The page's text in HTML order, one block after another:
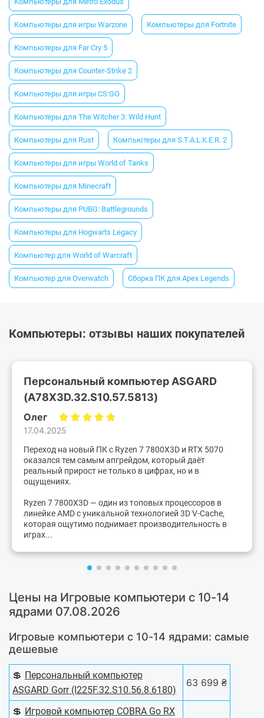
Компьютеры для игры Warzone Компьютеры для Fortnite
Компьютеры для Far Cry 5
Компьютеры для Counter-Strike 2
Компьютеры для игры CS:GO
Компьютеры для The Witcher 3: Wild Hunt
Компьютеры для Rust Компьютеры для S.T.A.L.K.E.R. 2
Компьютеры для игры World of Tanks
Компьютеры для Minecraft
Компьютеры для PUBG: Battlegrounds
Компьютеры для Hogwarts Legacy
Компьютер для World of Warcraft
Компьютер для Overwatch Сборка ПК для Apex Legends
Компьютеры: отзывы наших покупателей
Персональный компьютер ASGARD
(A78X3D.32.S10.57.5813)
Олег
17.04.2025
Переход на новый ПК с Ryzen 7 7800X3D и RTX 5070
оказался тем самым апгрейдом, который даёт
реальный прирост не только в цифрах, но и в
ощущениях.
Ryzen 7 7800X3D — один из топовых процессоров в
линейке AMD с уникальной технологией 3D V-Cache,
которая ощутимо поднимает производительность в
играх...
Цены на Игровые компьютери с 10-14
ядрами 07.08.2026
Игровые компьютери с 10-14 ядрами: самые
дешевые
💲 Персональный компьютер
ASGARD Gorr (I225F.32.S10.56.8.6180)
63 699 ₴
💲 Игровой компьютер COBRA Go RX